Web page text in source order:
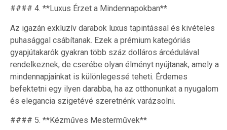
#### 4. **Luxus Érzet a Mindennapokban**
Az igazán exkluzív darabok luxus tapintással és kivételes
puhasággal csábítanak. Ezek a prémium kategóriás
gyapjútakarók gyakran több száz dolláros árcédulával
rendelkeznek, de cserébe olyan élményt nyújtanak, amely a
mindennapjainkat is különlegessé teheti. Érdemes
befektetni egy ilyen darabba, ha az otthonunkat a nyugalom
és elegancia szigetévé szeretnénk varázsolni.
#### 5. **Kézműves Mesterművek**